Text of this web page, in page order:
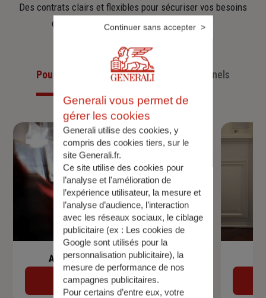
Des contrats clairs et flexibles pour sécuriser vos besoins
d’aujourd’hui et anticiper ceux de demain.
Pour les particuliersPour les professionnels
Assurance de prêt immobilier
Découvrir
Generali vous permet de
gérer les cookies
Generali utilise des cookies, y
compris des cookies tiers, sur le
site Generali.fr.
Ce site utilise des cookies pour
l’analyse et l'amélioration de
l’expérience utilisateur, la mesure et
l’analyse d’audience, l’interaction
avec les réseaux sociaux, le ciblage
publicitaire (ex : Les cookies de
Google sont utilisés pour la
personnalisation publicitaire), la
mesure de performance de nos
campagnes publicitaires.
Pour certains d’entre eux, votre
Continuer sans accepter